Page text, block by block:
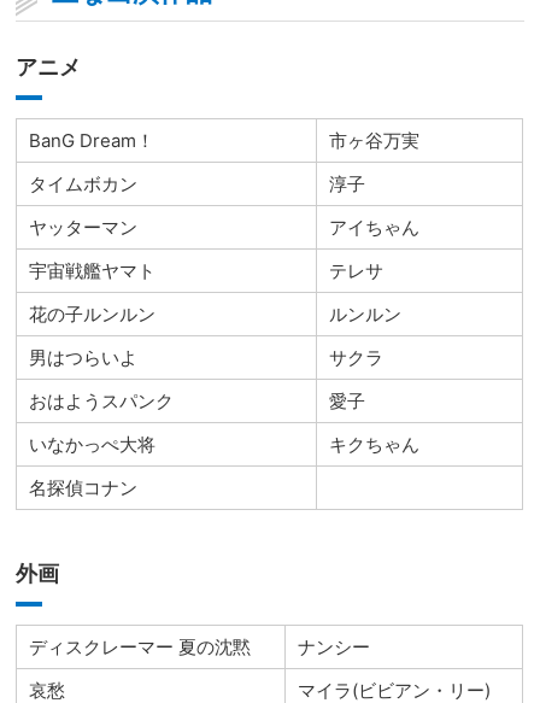
アニメ
BanG Dream！
市ヶ谷万実
タイムボカン
淳子
ヤッターマン
アイちゃん
宇宙戦艦ヤマト
テレサ
花の子ルンルン
ルンルン
男はつらいよ
サクラ
おはようスパンク
愛子
いなかっぺ大将
キクちゃん
名探偵コナン
外画
ディスクレーマー 夏の沈黙
ナンシー
哀愁
マイラ(ビビアン・リー)